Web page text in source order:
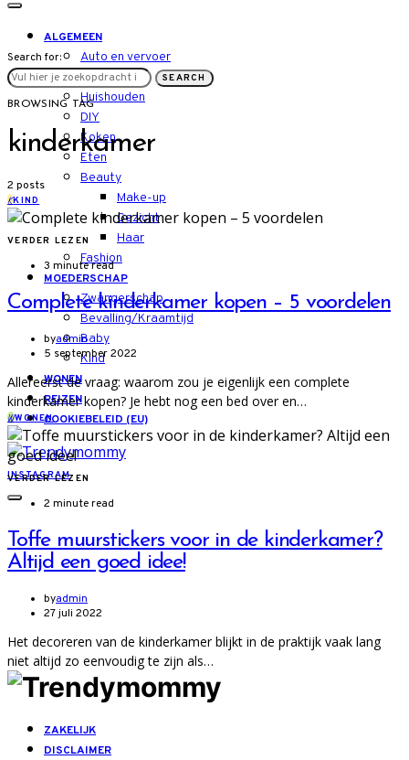
ALGEMEEN
Auto en vervoer
LIFESTYLE
Huishouden
DIY
Koken
Eten
Beauty
Make-up
Gezicht
Haar
Fashion
MOEDERSCHAP
Zwangerschap
Bevalling/Kraamtijd
Baby
Kind
WONEN
REIZEN
COOKIEBELEID (EU)
INSTAGRAM
Search for:
SEARCH
BROWSING TAG
kinderkamer
2 posts
KKIND
VERDER LEZEN
3 minute read
Complete kinderkamer kopen – 5 voordelen
byadmin
5 september 2022
Allereerst de vraag: waarom zou je eigenlijk een complete
kinderkamer kopen? Je hebt nog een bed over en…
WWONEN
VERDER LEZEN
2 minute read
Toffe muurstickers voor in de kinderkamer?
Altijd een goed idee!
byadmin
27 juli 2022
Het decoreren van de kinderkamer blijkt in de praktijk vaak lang
niet altijd zo eenvoudig te zijn als…
ZAKELIJK
DISCLAIMER